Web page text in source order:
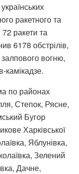
ракетного та
ракети та
6178 обстрілів,
вогню,
камікадзе.
по районах
Степок, Рясне,
Бугор
Харківської
Яблунівка,
Зелений
Дачне,